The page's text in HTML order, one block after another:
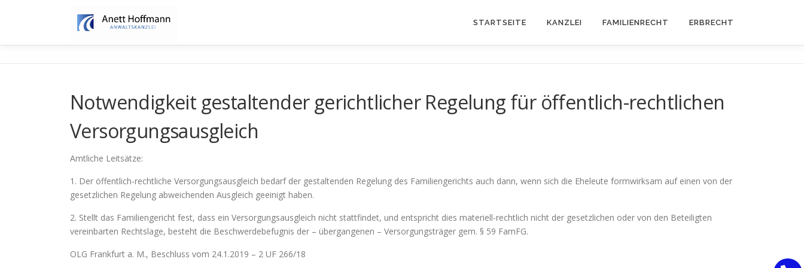
STARTSEITE KANZLEI FAMILIENRECHT ERBRECHT
Notwendigkeit gestaltender gerichtlicher Regelung für öffentlich-rechtlichen
Versorgungsausgleich
Amtliche Leitsätze:
1. Der öffentlich-rechtliche Versorgungsausgleich bedarf der gestaltenden Regelung des Familiengerichts auch dann, wenn sich die Eheleute formwirksam auf einen von der
gesetzlichen Regelung abweichenden Ausgleich geeinigt haben.
2. Stellt das Familiengericht fest, dass ein Versorgungsausgleich nicht stattfindet, und entspricht dies materiell-rechtlich nicht der gesetzlichen oder von den Beteiligten
vereinbarten Rechtslage, besteht die Beschwerdebefugnis der – übergangenen – Versorgungsträger gem. § 59 FamFG.
OLG Frankfurt a. M., Beschluss vom 24.1.2019 – 2 UF 266/18